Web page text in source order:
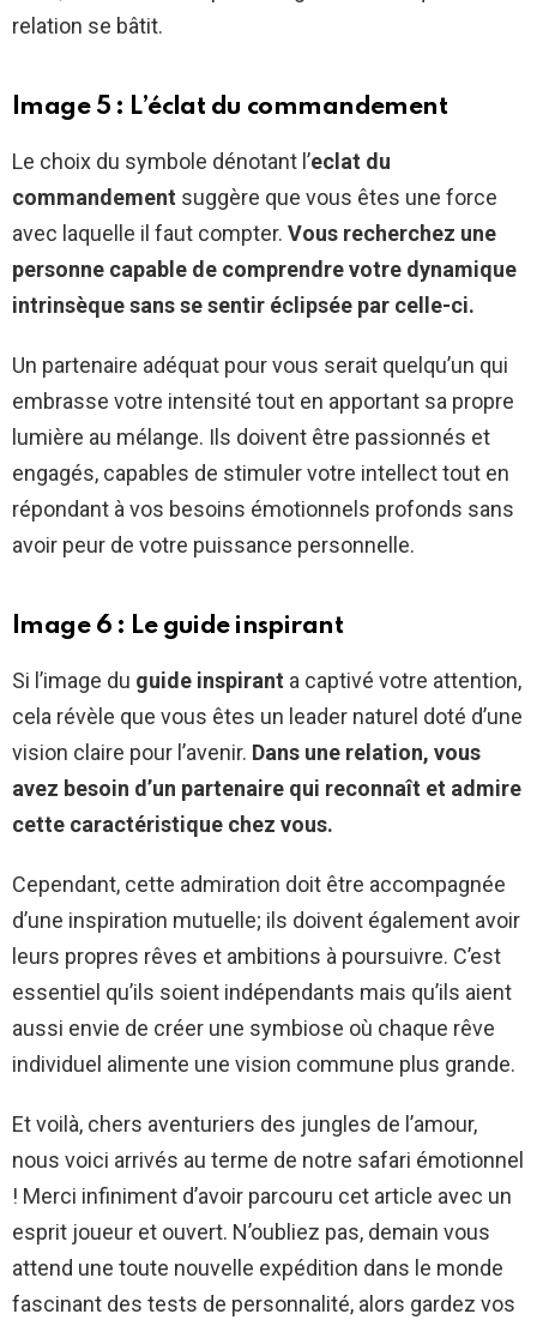
relation se bâtit.
Image 5 : L’éclat du commandement
Le choix du symbole dénotant l’eclat du
commandement suggère que vous êtes une force
avec laquelle il faut compter. Vous recherchez une
personne capable de comprendre votre dynamique
intrinsèque sans se sentir éclipsée par celle-ci.
Un partenaire adéquat pour vous serait quelqu’un qui
embrasse votre intensité tout en apportant sa propre
lumière au mélange. Ils doivent être passionnés et
engagés, capables de stimuler votre intellect tout en
répondant à vos besoins émotionnels profonds sans
avoir peur de votre puissance personnelle.
Image 6 : Le guide inspirant
Si l’image du guide inspirant a captivé votre attention,
cela révèle que vous êtes un leader naturel doté d’une
vision claire pour l’avenir. Dans une relation, vous
avez besoin d’un partenaire qui reconnaît et admire
cette caractéristique chez vous.
Cependant, cette admiration doit être accompagnée
d’une inspiration mutuelle; ils doivent également avoir
leurs propres rêves et ambitions à poursuivre. C’est
essentiel qu’ils soient indépendants mais qu’ils aient
aussi envie de créer une symbiose où chaque rêve
individuel alimente une vision commune plus grande.
Et voilà, chers aventuriers des jungles de l’amour,
nous voici arrivés au terme de notre safari émotionnel
! Merci infiniment d’avoir parcouru cet article avec un
esprit joueur et ouvert. N’oubliez pas, demain vous
attend une toute nouvelle expédition dans le monde
fascinant des tests de personnalité, alors gardez vos